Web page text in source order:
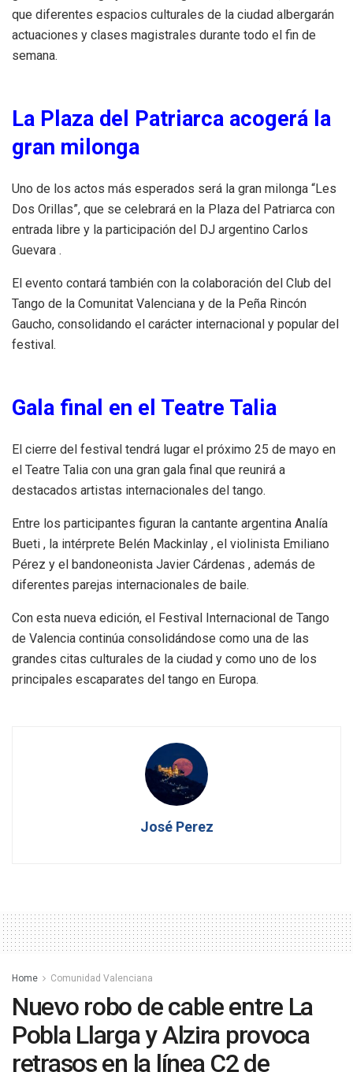
que diferentes espacios culturales de la ciudad albergarán
actuaciones y clases magistrales durante todo el fin de
semana.
La Plaza del Patriarca acogerá la
gran milonga
Uno de los actos más esperados será la gran milonga “Les
Dos Orillas”, que se celebrará en la Plaza del Patriarca con
entrada libre y la participación del DJ argentino Carlos
Guevara .
El evento contará también con la colaboración del Club del
Tango de la Comunitat Valenciana y de la Peña Rincón
Gaucho, consolidando el carácter internacional y popular del
festival.
Gala final en el Teatre Talia
El cierre del festival tendrá lugar el próximo 25 de mayo en
el Teatre Talia con una gran gala final que reunirá a
destacados artistas internacionales del tango.
Entre los participantes figuran la cantante argentina Analía
Bueti , la intérprete Belén Mackinlay , el violinista Emiliano
Pérez y el bandoneonista Javier Cárdenas , además de
diferentes parejas internacionales de baile.
Con esta nueva edición, el Festival Internacional de Tango
de Valencia continúa consolidándose como una de las
grandes citas culturales de la ciudad y como uno de los
principales escaparates del tango en Europa.
José Perez
Home Comunidad Valenciana
Nuevo robo de cable entre La
Pobla Llarga y Alzira provoca
retrasos en la línea C2 de